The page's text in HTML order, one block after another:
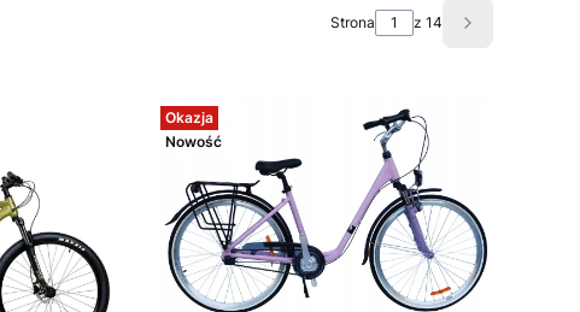
Strona z 14 Następne
Okazja
Nowość